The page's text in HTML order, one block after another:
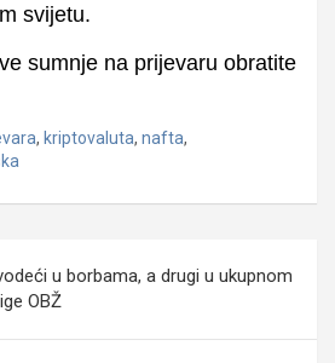
svijetu.
sumnje na prijevaru obratite
, kriptovaluta, nafta,
u borbama, a drugi u ukupnom
OBŽ